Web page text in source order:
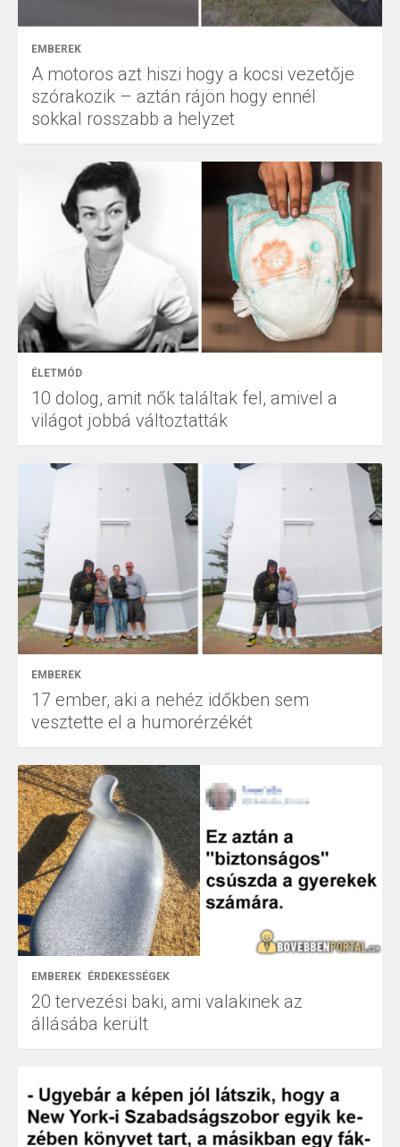
EMBEREK
A motoros azt hiszi hogy a kocsi vezetője
szórakozik – aztán rájön hogy ennél
sokkal rosszabb a helyzet
ÉLETMÓD
10 dolog, amit nők találtak fel, amivel a
világot jobbá változtatták
EMBEREK
17 ember, aki a nehéz időkben sem
vesztette el a humorérzékét
EMBEREK ÉRDEKESSÉGEK
20 tervezési baki, ami valakinek az
állásába került